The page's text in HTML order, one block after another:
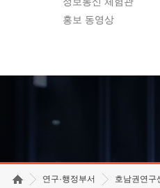
홍보 동영상
연구·행정부서 호남권연구